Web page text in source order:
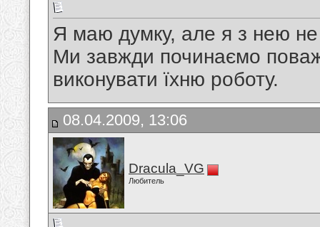
Я маю думку, але я з нею не
Ми завжди починаємо
виконувати їхню роботу.
08.04.2009, 13:06
Dracula_VG
Любитель